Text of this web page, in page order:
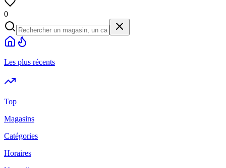
0
Les plus récents
Top
Magasins
Catégories
Horaires